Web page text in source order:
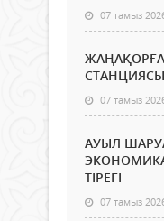
07 тамыз
07 тамыз
АУЫЛ
ТІРЕГІ
07 тамыз